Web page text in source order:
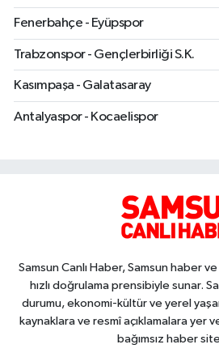
Fenerbahçe - Eyüpspor
Trabzonspor - Gençlerbirliği S.K.
Kasımpaşa - Galatasaray
Antalyaspor - Kocaelispor
Samsun Canlı Haber, Samsun haber
hızlı doğrulama prensibiyle sunar.
durumu, ekonomi-kültür ve yerel
kaynaklara ve resmî açıklamalara yer
bağımsız haber